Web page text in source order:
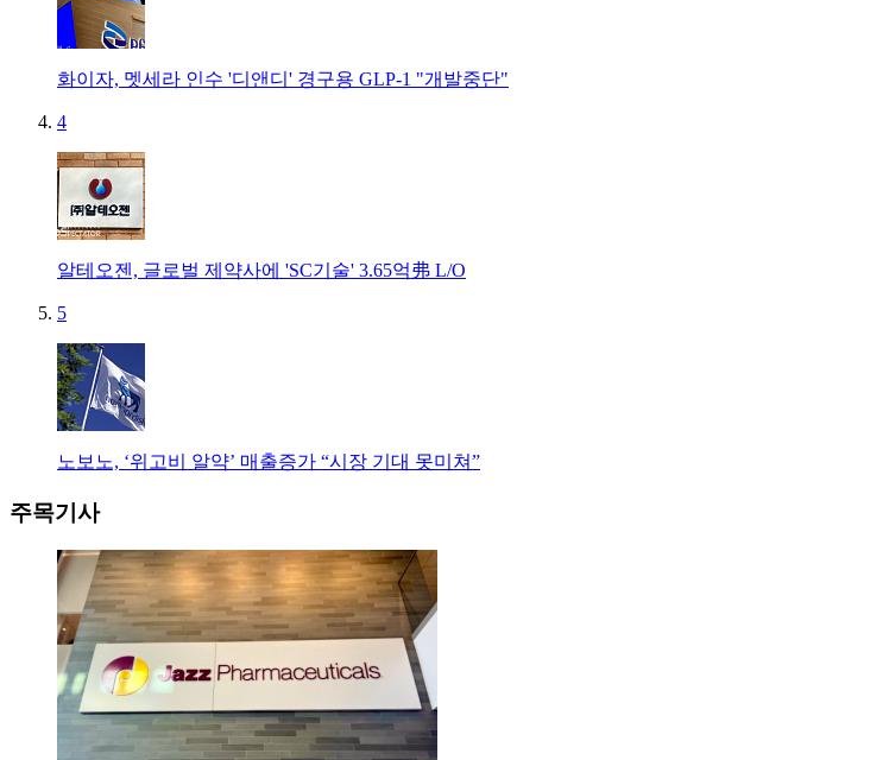
화이자, 멧세라 인수 '디앤디' 경구용 GLP-1 "개발중단"
4
알테오젠, 글로벌 제약사에 'SC기술' 3.65억弗 L/O
5
노보노, ‘위고비 알약’ 매출증가 “시장 기대 못미쳐”
주목기사